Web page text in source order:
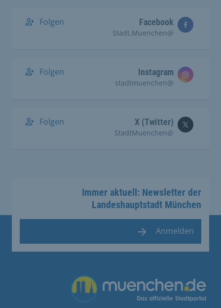
Facebook
@Stadt.Muenchen
Folgen
Instagram
@stadtmuenchen
Folgen
X (Twitter)
@StadtMuenchen
Folgen
Immer aktuell: Newsletter der
Landeshauptstadt München
Anmelden
Übergreifende Links